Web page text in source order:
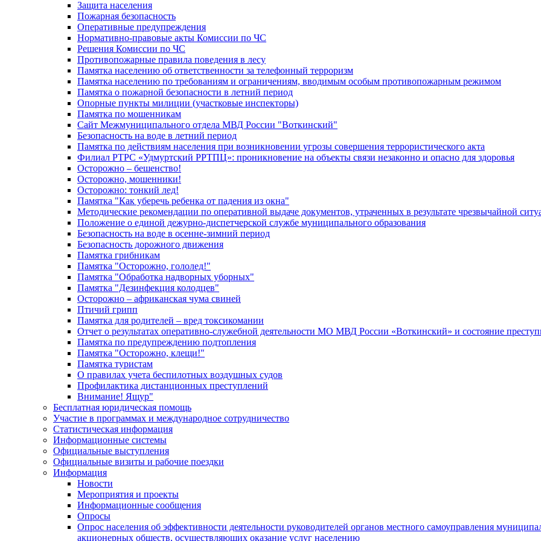
Защита населения
Пожарная безопасность
Оперативные предупреждения
Нормативно-правовые акты Комиссии по ЧС
Решения Комиссии по ЧС
Противопожарные правила поведения в лесу
Памятка населению об ответственности за телефонный терроризм
Памятка населению по требованиям и ограничениям, вводимым особым противопожарным режимом
Памятка о пожарной безопасности в летний период
Опорные пункты милиции (участковые инспекторы)
Памятка по мошенникам
Сайт Межмуниципального отдела МВД России "Воткинский"
Безопасность на воде в летний период
Памятка по действиям населения при возникновении угрозы совершения террористического акта
Филиал РТРС «Удмуртский РРТПЦ»: проникновение на объекты связи незаконно и опасно для здоровья
Осторожно – бешенство!
Осторожно, мошенники!
Осторожно: тонкий лед!
Памятка "Как уберечь ребенка от падения из окна"
Методические рекомендации по оперативной выдаче документов, утраченных в результате чрезвычайной
Положение о единой дежурно-диспетчерской службе муниципального образования
Безопасность на воде в осенне-зимний период
Безопасность дорожного движения
Памятка грибникам
Памятка "Осторожно, гололед!"
Памятка "Обработка надворных уборных"
Памятка "Дезинфекция колодцев"
Осторожно – африканская чума свиней
Птичий грипп
Памятка для родителей – вред токсикомании
Отчет о результатах оперативно-служебной деятельности МО МВД России «Воткинский» и состояние
Памятка по предупреждению подтопления
Памятка "Осторожно, клещи!"
Памятка туристам
О правилах учета беспилотных воздушных судов
Профилактика дистанционных преступлений
Внимание! Ящур"
Бесплатная юридическая помощь
Участие в программах и международное сотрудничество
Статистическая информация
Информационные системы
Официальные выступления
Официальные визиты и рабочие поездки
Информация
Новости
Мероприятия и проекты
Информационные сообщения
Опросы
Опрос населения об эффективности деятельности руководителей органов местного самоуправления
акционерных обществ, осуществляющих оказание услуг населению